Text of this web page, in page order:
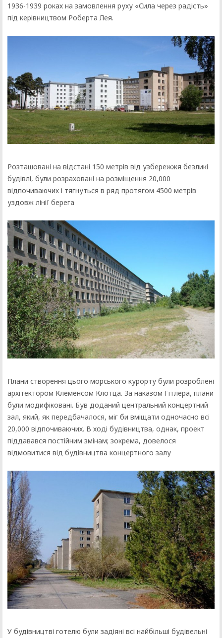
1936-1939 роках на замовлення руху «Сила через радість»
під керівництвом Роберта Лея.
Розташовані на відстані 150 метрів від узбережжя безликі
будівлі, були розраховані на розміщення 20,000
відпочиваючих і тягнуться в ряд протягом 4500 метрів
уздовж лінії берега
Плани створення цього морського курорту були розроблені
архітектором Клеменсом Клотца. За наказом Гітлера, плани
були модифіковані. Був доданий центральний концертний
зал, який, як передбачалося, міг би вміщати одночасно всі
20,000 відпочиваючих. В ході будівництва, однак, проект
піддавався постійним змінам; зокрема, довелося
відмовитися від будівництва концертного залу
У будівництві готелю були задіяні всі найбільші будівельні